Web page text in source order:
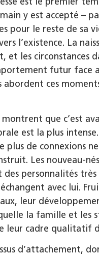
y est accepté –
pour le reste de sa
l’existence. La
les circonstances
futur face
ces
que c’est
est la plus
de connexions
Les nouveau-
personnalités très
avec lui.
leur
la famille et les
leur cadre qualitatif
d’attachement,